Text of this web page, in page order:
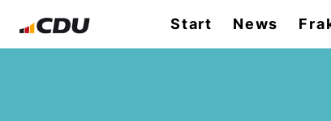
Start News